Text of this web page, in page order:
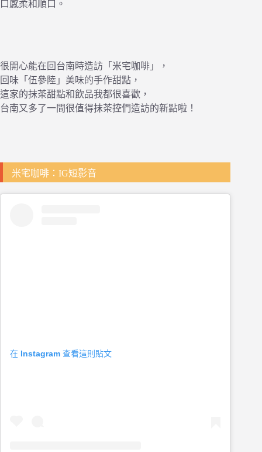
口感柔和順口。
很開心能在回台南時造訪「米宅咖啡」，
回味「伍參陸」美味的手作甜點，
這家的抹茶甜點和飲品我都很喜歡，
台南又多了一間很值得抹茶控們造訪的新點啦！
米宅咖啡：IG短影音
在 Instagram 查看這則貼文